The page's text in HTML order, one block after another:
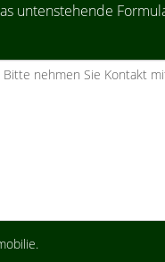
untenstehende